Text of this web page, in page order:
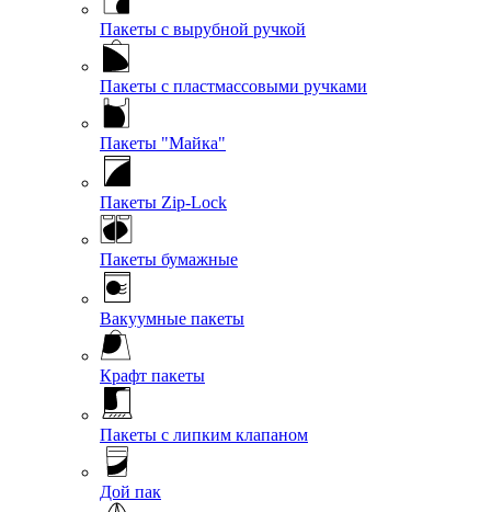
Пакеты с вырубной ручкой
Пакеты с пластмассовыми ручками
Пакеты "Майка"
Пакеты Zip-Lock
Пакеты бумажные
Вакуумные пакеты
Крафт пакеты
Пакеты с липким клапаном
Дой пак